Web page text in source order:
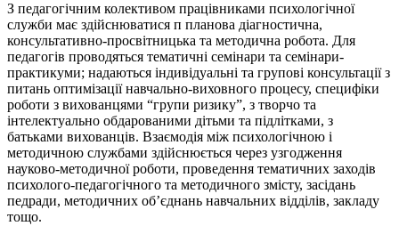
З педагогічним колективом працівниками психологічної
служби має здійснюватися п планова діагностична,
консультативно-просвітницька та методична робота. Для
педагогів проводяться тематичні семінари та семінари-
практикуми; надаються індивідуальні та групові консультації з
питань оптимізації навчально-виховного процесу, специфіки
роботи з вихованцями “групи ризику”, з творчо та
інтелектуально обдарованими дітьми та підлітками, з
батьками вихованців. Взаємодія між психологічною і
методичною службами здійснюється через узгодження
науково-методичної роботи, проведення тематичних заходів
психолого-педагогічного та методичного змісту, засідань
педради, методичних об’єднань навчальних відділів, закладу
тощо.